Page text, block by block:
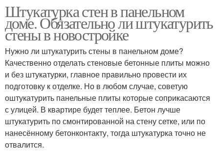
Штукатурка стен в панельном
доме. Обязательно ли штукатурить
стены в новостройке
Нужно ли штукатурить стены в панельном доме?
Качественно отделать стеновые бетонные плиты можно
и без штукатурки, главное правильно провести их
подготовку к отделке. Но в любом случае, советую
оштукатурить панельные плиты которые соприкасаются
с улицей. В квартире будет теплее. Бетон лучше
штукатурить по смонтированной на стену сетке, или по
нанесённому бетонконтакту, тогда штукатурка точно не
отвалится.